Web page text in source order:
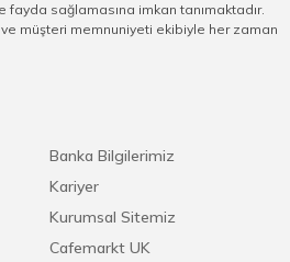
sağlamasına imkan tanımaktadır.
müşteri memnuniyeti ekibiyle her zaman
Banka Bilgilerimiz
Kariyer
Kurumsal Sitemiz
Cafemarkt UK